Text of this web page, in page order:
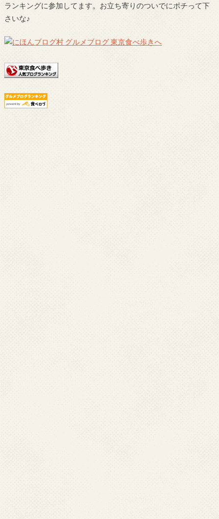
ランキングに参加してます。お立ち寄りのついでにポチって下
さいな♪